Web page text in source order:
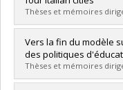
Lien vers le document
Thèses et mémoires
Diplômé(e) : Cappiali,
Cycle :Doctorat
Diplôme obtenu :Ph.
Lien vers le document
Vers la fin du modèle
des politiques
Thèses et mémoires